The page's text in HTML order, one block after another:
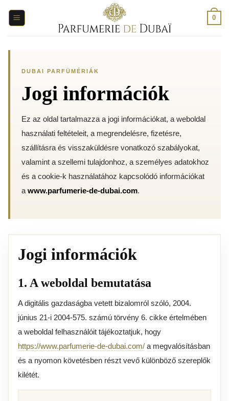
0
DUBAI PARFÜMÉRIÁK
Jogi információk
Ez az oldal tartalmazza a jogi információkat, a weboldal
használati feltételeit, a megrendelésre, fizetésre,
szállításra és visszaküldésre vonatkozó szabályokat,
valamint a szellemi tulajdonhoz, a személyes adatokhoz
és a cookie-k használatához kapcsolódó információkat
a www.parfumerie-de-dubai.com.
Jogi információk
1. A weboldal bemutatása
A digitális gazdaságba vetett bizalomról szóló, 2004.
június 21-i 2004-575. számú törvény 6. cikke értelmében
a weboldal felhasználóit tájékoztatjuk, hogy
https://www.parfumerie-de-dubai.com/ a megvalósításban
és a nyomon követésben részt vevő különböző szereplők
kilétét.